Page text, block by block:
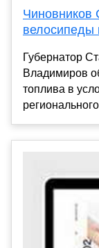
Чиновников
велосипеды
Губернатор
Владимиров
топлива в